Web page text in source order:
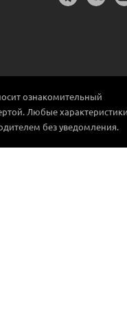
ознакомительный
Любые
без уведомления.